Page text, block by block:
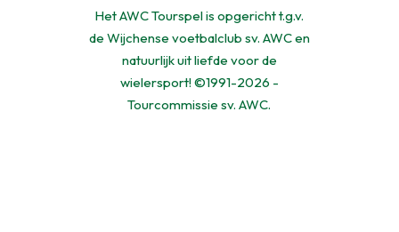
Het AWC Tourspel is opgericht t.g.v.
de Wijchense voetbalclub sv. AWC en
natuurlijk uit liefde voor de
wielersport! ©1991-2026 -
Tourcommissie sv. AWC.